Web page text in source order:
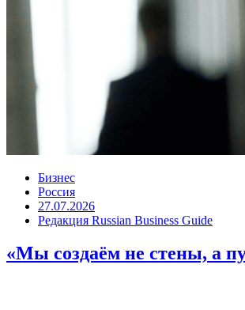
Бизнес
Россия
27.07.2026
Редакция Russian Business Guide
«Мы создаём не стены, а